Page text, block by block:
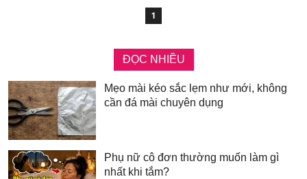
1
ĐỌC NHIỀU
Mẹo mài kéo sắc lẹm như mới, không
cần đá mài chuyên dụng
Phụ nữ cô đơn thường muốn làm gì
nhất khi tắm?